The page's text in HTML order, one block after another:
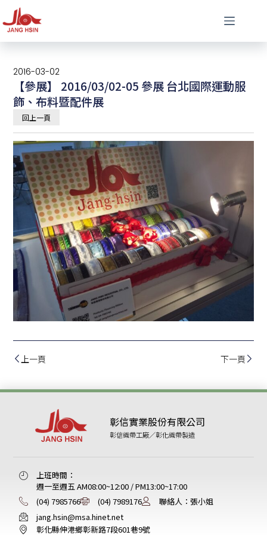
2016-03-02
【參展】 2016/03/02-05 參展 台北國際運動服
飾、布料暨配件展
回上一頁
上一頁 下一頁
彰信實業股份有限公司
彰信織帶工廠／彰化織帶製造
上班時間：
週一至週五 AM08:00~12:00 / PM13:00~17:00
(04) 7985766
(04) 7989176
聯絡人：張小姐
jang.hsin@msa.hinet.net
彰化縣伸港鄉彰新路7段601巷9號